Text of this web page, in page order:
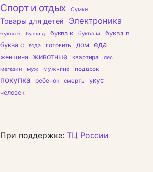
Спорт и отдых Сумки
Товары для детей Электроника
буква б буква д буква к буква м
буква п
буква с
вода готовить дом еда
женщина животные квартира лес
магазин муж мужчина подарок
покупка ребенок смерть укус
человек
При поддержке: ТЦ России